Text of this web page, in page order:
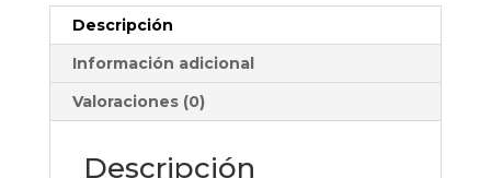
Descripción
Información adicional
Valoraciones (0)
Descripción